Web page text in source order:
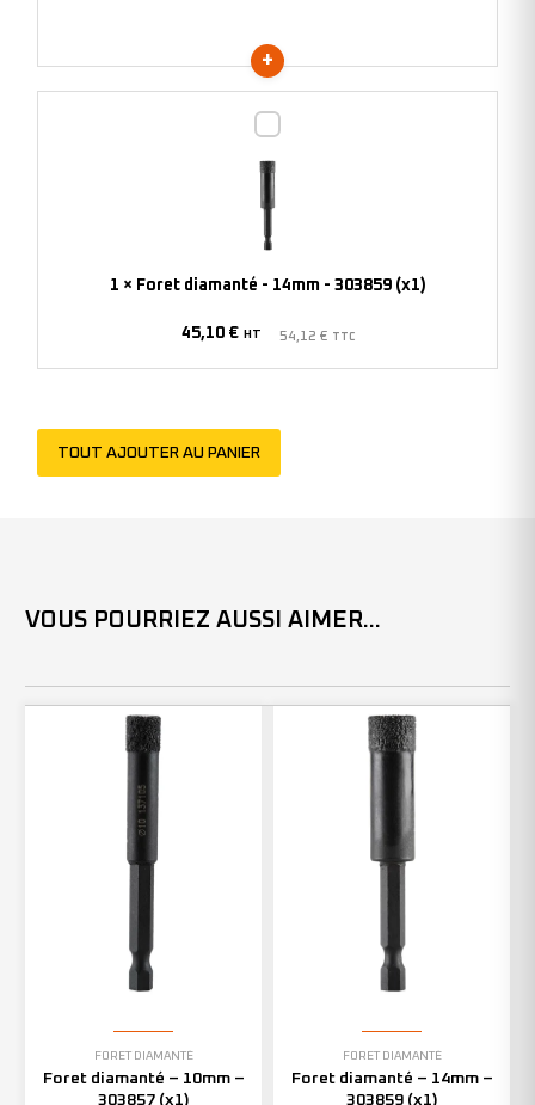
14mm
303859
1 × Foret diamanté - 14mm - 303859 (x1)
45,10 € HT 54,12 €
TOUT AJOUTER AU PANIER
VOUS POURRIEZ AUSSI AIMER...
FORET DIAMANTÉ
Foret diamanté – 10mm –
303857 (x1)
FORET DIAMANTÉ
Foret diamanté – 14mm –
303859 (x1)